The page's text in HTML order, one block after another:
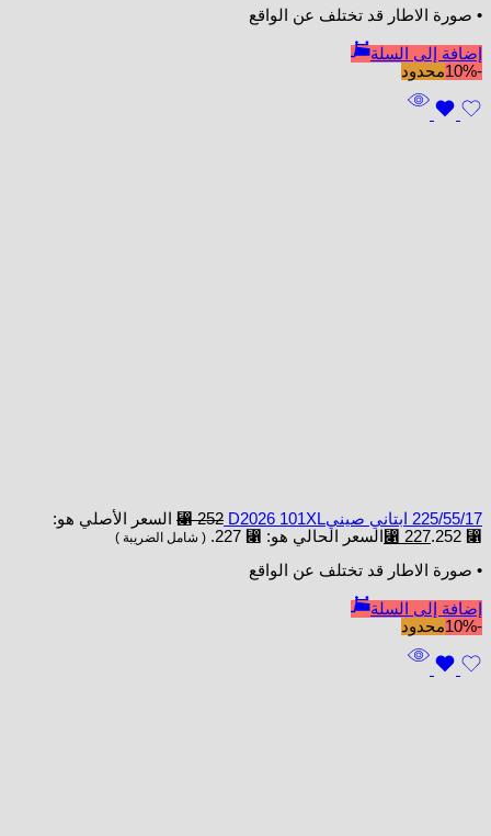
• صورة الاطار قد تختلف عن الواقع
إضافة إلى السلة
-10%
محدود
225/55/17 ابتاني صينيD2026 101XL ⃁252
السعر الأصلي هو:
⃁ 252.
⃁ 227 السعر الحالي هو: ⃁ 227. ( شامل الضريبة )
• صورة الاطار قد تختلف عن الواقع
إضافة إلى السلة
-10%
محدود